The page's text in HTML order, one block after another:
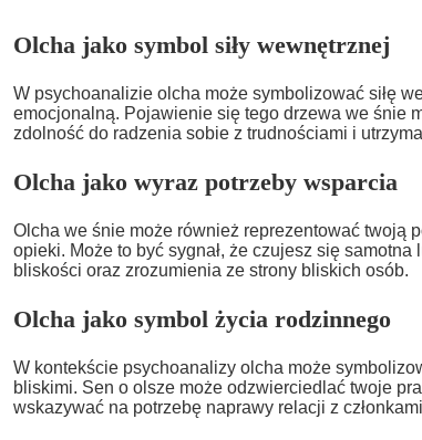
Olcha jako symbol siły wewnętrznej
W psychoanalizie olcha może symbolizować siłę
emocjonalną. Pojawienie się tego drzewa we śnie
zdolność do radzenia sobie z trudnościami i
Olcha jako wyraz potrzeby wsparcia
Olcha we śnie może również reprezentować twoją
opieki. Może to być sygnał, że czujesz się samotna
bliskości oraz zrozumienia ze strony bliskich osób.
Olcha jako symbol życia rodzinnego
W kontekście psychoanalizy olcha może
bliskimi. Sen o olsze może odzwierciedlać twoje
wskazywać na potrzebę naprawy relacji z